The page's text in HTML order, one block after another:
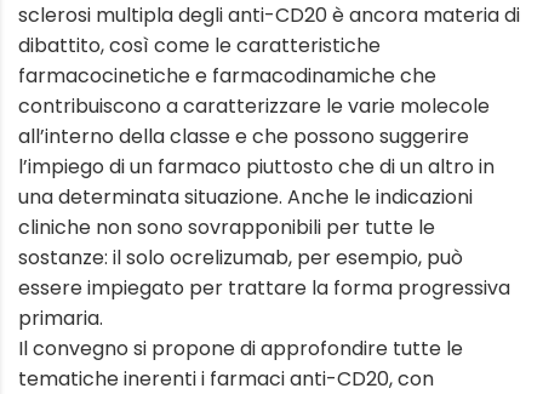
sclerosi multipla degli anti-CD20 è ancora materia di
dibattito, così come le caratteristiche
farmacocinetiche e farmacodinamiche che
contribuiscono a caratterizzare le varie molecole
all’interno della classe e che possono suggerire
l’impiego di un farmaco piuttosto che di un altro in
una determinata situazione. Anche le indicazioni
cliniche non sono sovrapponibili per tutte le
sostanze: il solo ocrelizumab, per esempio, può
essere impiegato per trattare la forma progressiva
primaria.
Il convegno si propone di approfondire tutte le
tematiche inerenti i farmaci anti-CD20, con